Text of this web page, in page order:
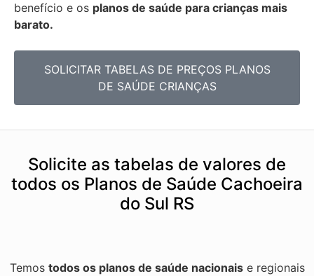
benefício e os planos de saúde para crianças mais
barato.
SOLICITAR TABELAS DE PREÇOS PLANOS
DE SAÚDE CRIANÇAS
Solicite as tabelas de valores de
todos os Planos de Saúde Cachoeira
do Sul RS
Temos todos os planos de saúde nacionaise regionais